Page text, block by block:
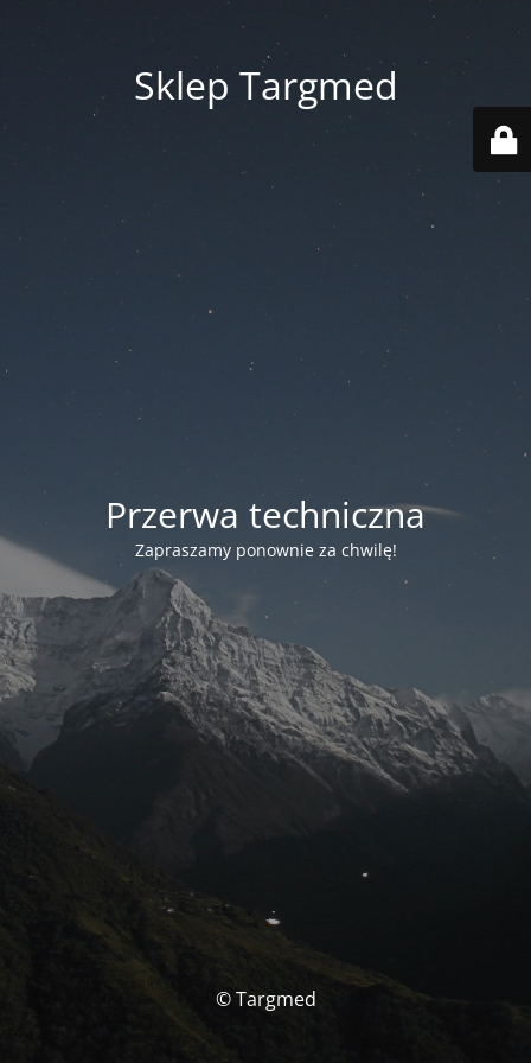
Sklep Targmed
Przerwa techniczna
Zapraszamy ponownie za chwilę!
© Targmed